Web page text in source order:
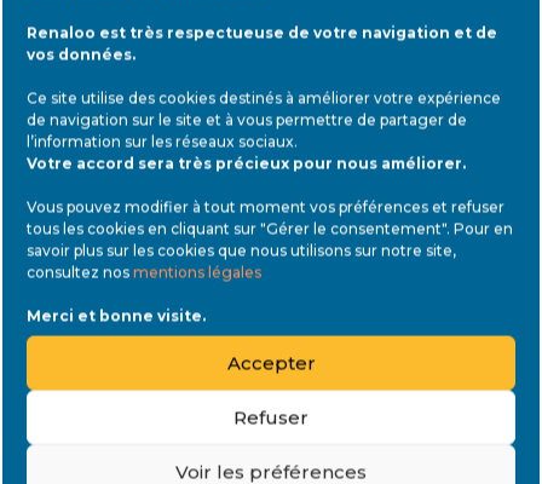
Renaloo est très respectueuse de votre navigation et de
vos données.
Ce site utilise des cookies destinés à améliorer votre expérience
de navigation sur le site et à vous permettre de partager de
l’information sur les réseaux sociaux.
Votre accord sera très précieux pour nous améliorer.
Vous pouvez modifier à tout moment vos préférences et refuser
tous les cookies en cliquant sur "Gérer le consentement". Pour en
savoir plus sur les cookies que nous utilisons sur notre site,
consultez nos mentions légales
Merci et bonne visite.
Accepter
Refuser
Voir les préférences
domicile peuvent être transportés en voiture, avec les
consommables associés. Des livraisons des
consommables sont également parfois possibles.
En dialyse péritonéale, il est possible d’emmener dans
son véhicule de petites quantités de matériel, ainsi que le
cycleur pour la DPA, pour un court séjour. Lorsque la
durée du déplacement est supérieure, la livraison du
matériel sur place peut être organisée à l’avance. Là aussi
une anticipation suffisante est nécessaire.
Rejoignez Renaloo